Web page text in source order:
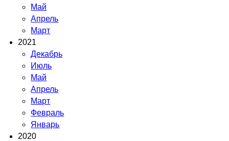
Май
Апрель
Март
2021
Декабрь
Июль
Май
Апрель
Март
Февраль
Январь
2020